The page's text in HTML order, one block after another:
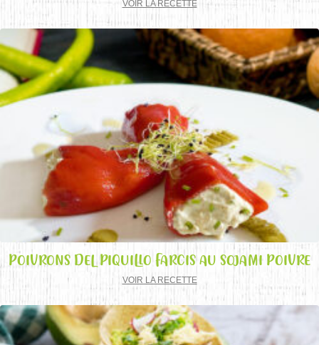
VOIR LA RECETTE
POIVRONS DEL PIQUILLO FARCIS AU SOJAMI POIVRE
VOIR LA RECETTE